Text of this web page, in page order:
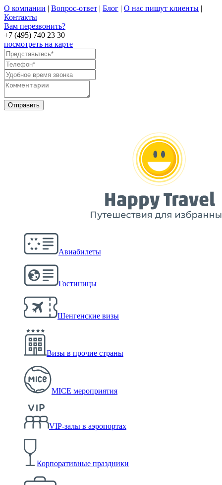
О компании | Вопрос-ответ | Блог | О нас пишут клиенты |
Контакты
Вам перезвонить?
+7 (495) 740 23 30
посмотреть на карте
Авиабилеты
Гостиницы
Шенгенские визы
Визы в прочие страны
MICE мероприятия
VIP-залы в аэропортах
Корпоративные праздники